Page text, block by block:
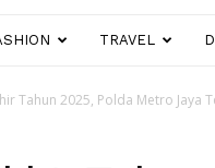
TRAVEL
Tahun 2025, Polda Metro Jaya